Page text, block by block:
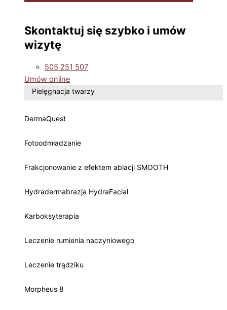
Skontaktuj się szybko i umów
wizytę
505 251 507
Umów online
Pielęgnacja twarzy
DermaQuest
Fotoodmładzanie
Frakcjonowanie z efektem ablacji SMOOTH
Hydradermabrazja HydraFacial
Karboksyterapia
Leczenie rumienia naczyniowego
Leczenie trądziku
Morpheus 8